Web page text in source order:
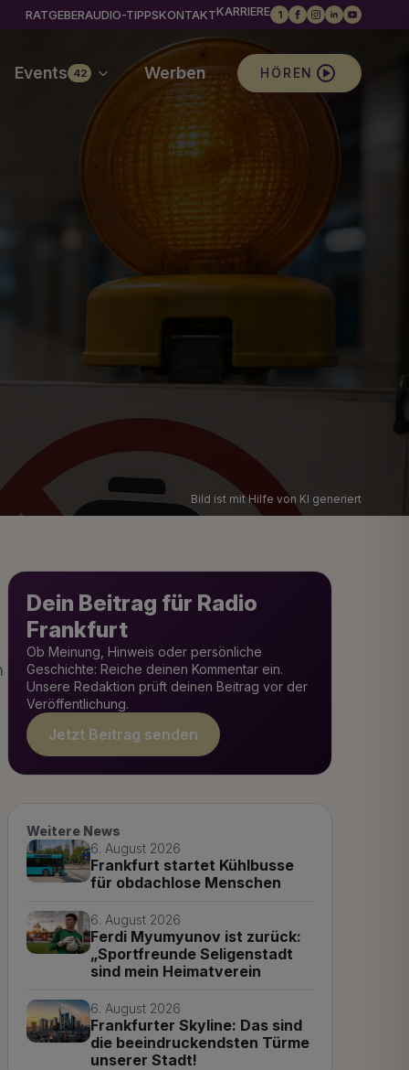
RATGEBERAUDIO-TIPPSKONTAKTKARRIERE 1
Events 42 Werben HÖREN
Bild ist mit Hilfe von KI generiert
Dein Beitrag für Radio
Frankfurt
Ob Meinung, Hinweis oder persönliche
Geschichte: Reiche deinen Kommentar ein.
Unsere Redaktion prüft deinen Beitrag vor der
Veröffentlichung.
Jetzt Beitrag senden
Weitere News
6. August 2026
Frankfurt startet Kühlbusse
für obdachlose Menschen
6. August 2026
Ferdi Myumyunov ist zurück:
„Sportfreunde Seligenstadt
sind mein Heimatverein
6. August 2026
Frankfurter Skyline: Das sind
die beeindruckendsten Türme
unserer Stadt!